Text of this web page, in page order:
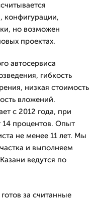
конфигурации,
но возможен
проектах.
автосервиса
гибкость
низкая стоимость
вложений.
с 2012 года, при
14 процентов. Опыт
не менее 11 лет. Мы
и выполняем
ведутся по
за считанные